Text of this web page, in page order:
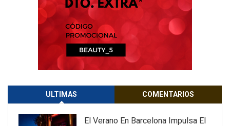
ULTIMAS COMENTARIOS
El Verano En Barcelona Impulsa El